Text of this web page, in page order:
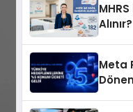
Alınır?
Meta